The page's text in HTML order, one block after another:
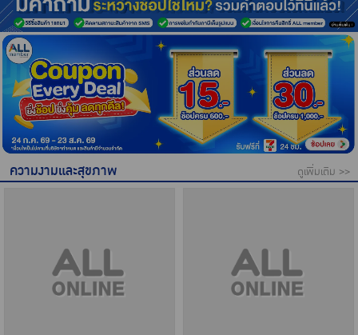
ความงามและสุขภาพ ดูเพิ่มเติม >>